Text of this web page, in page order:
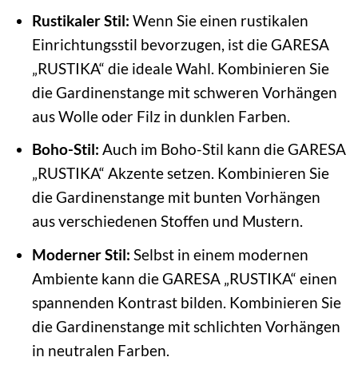
Rustikaler Stil: Wenn Sie einen rustikalen
Einrichtungsstil bevorzugen, ist die GARESA
„RUSTIKA“ die ideale Wahl. Kombinieren Sie
die Gardinenstange mit schweren Vorhängen
aus Wolle oder Filz in dunklen Farben.
Boho-Stil: Auch im Boho-Stil kann die GARESA
„RUSTIKA“ Akzente setzen. Kombinieren Sie
die Gardinenstange mit bunten Vorhängen
aus verschiedenen Stoffen und Mustern.
Moderner Stil: Selbst in einem modernen
Ambiente kann die GARESA „RUSTIKA“ einen
spannenden Kontrast bilden. Kombinieren Sie
die Gardinenstange mit schlichten Vorhängen
in neutralen Farben.